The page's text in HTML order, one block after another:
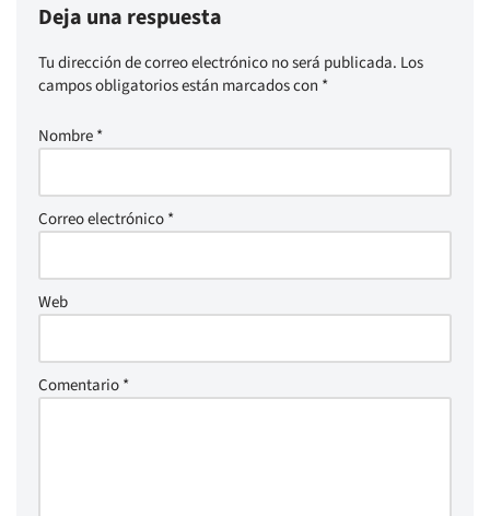
Deja una respuesta
Tu dirección de correo electrónico no será publicada. Los
campos obligatorios están marcados con *
Nombre*
Correo electrónico*
Web
Comentario*